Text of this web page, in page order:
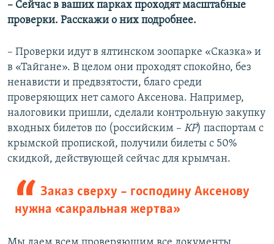
– Сейчас в ваших парках проходят масштабные
проверки. Расскажи о них подробнее.
– Проверки идут в ялтинском зоопарке «Сказка» и
в «Тайгане». В целом они проходят спокойно, без
ненависти и предвзятости, благо среди
проверяющих нет самого Аксенова. Например,
налоговики пришли, сделали контрольную закупку
входных билетов по (российским – КР) паспортам с
крымской пропиской, получили билеты с 50%
скидкой, действующей сейчас для крымчан.
Заказ сверху – господину Аксенову
нужна «сакральная жертва»